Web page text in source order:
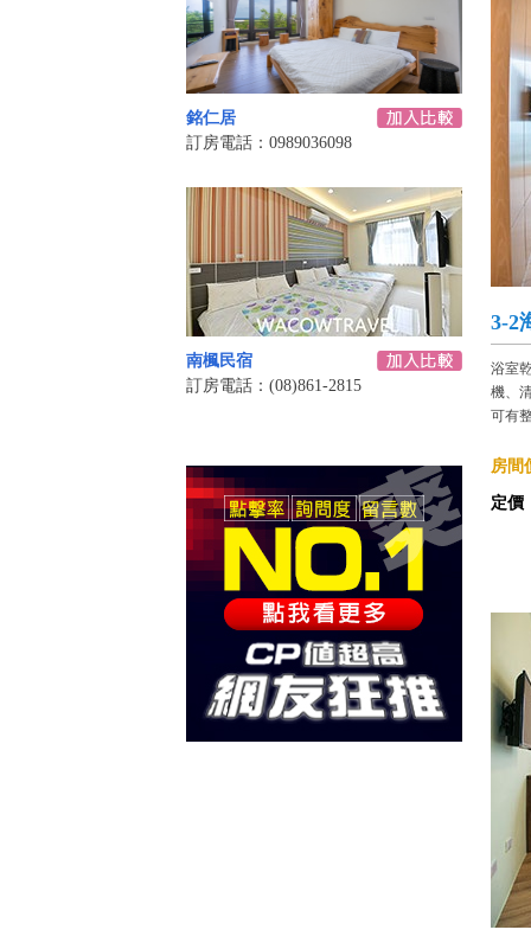
銘仁居
訂房電話：0989036098
南楓民宿
訂房電話：(08)861-2815
3-2
浴室
機、
可有
房間
定價